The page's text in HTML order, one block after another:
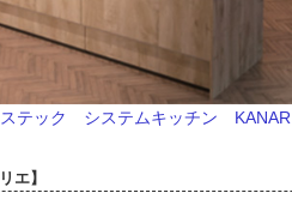
テック システムキッチン
エ】